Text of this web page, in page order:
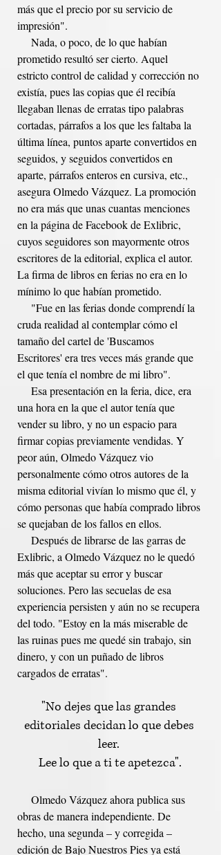
más que el precio por su servicio de
impresión".
prometido resultó ser cierto. Aquel
estricto control de calidad y corrección no
existía, pues las copias que él recibía
llegaban llenas de erratas tipo palabras
cortadas, párrafos a los que les faltaba la
última línea, puntos aparte convertidos en
seguidos, y seguidos convertidos en
aparte, párrafos enteros en cursiva, etc.,
asegura Olmedo Vázquez. La promoción
no era más que unas cuantas menciones
en la página de Facebook de Exlibric,
cuyos seguidores son mayormente otros
escritores de la editorial, explica el autor.
La firma de libros en ferias no era en lo
mínimo lo que habían prometido.
cruda realidad al contemplar cómo el
tamaño del cartel de 'Buscamos
Escritores' era tres veces más grande que
el que tenía el nombre de mi libro".
una hora en la que el autor tenía que
vender su libro, y no un espacio para
firmar copias previamente vendidas. Y
peor aún, Olmedo Vázquez vio
personalmente cómo otros autores de la
misma editorial vivían lo mismo que él, y
cómo personas que había comprado libros
se quejaban de los fallos en ellos.
Exlibric, a Olmedo Vázquez no le quedó
más que aceptar su error y buscar
soluciones. Pero las secuelas de esa
experiencia persisten y aún no se recupera
del todo. "Estoy en la más miserable de
las ruinas pues me quedé sin trabajo, sin
dinero, y con un puñado de libros
cargados de erratas".
"No dejes que las grandes
editoriales decidan lo que debes
leer.
Lee lo que a ti te apetezca".
obras de manera independiente. De
hecho, una segunda – y corregida –
edición de Bajo Nuestros Pies ya está